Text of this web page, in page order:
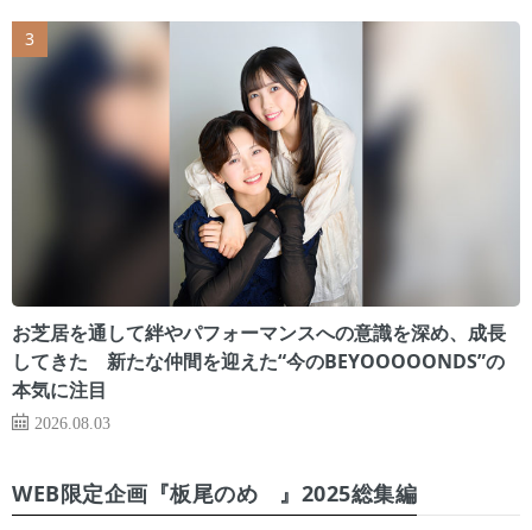
お芝居を通して絆やパフォーマンスへの意識を深め、成長
してきた 新たな仲間を迎えた“今のBEYOOOOONDS”の
本気に注目
2026.08.03
WEB限定企画『板尾のめ゙』2025総集編